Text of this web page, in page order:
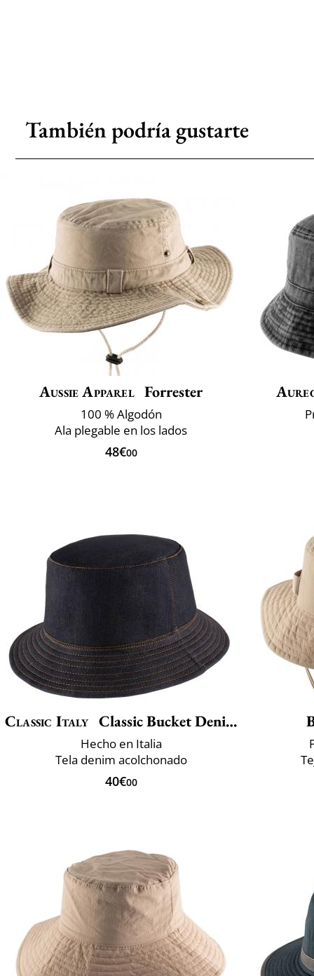
También podría gustarte
Aussie Apparel Forrester
100 % Algodón
Ala plegable en los lados
48€00
Classic Italy Classic Bucket Denim Winter
Hecho en Italia
Tela denim acolchonado
40€00